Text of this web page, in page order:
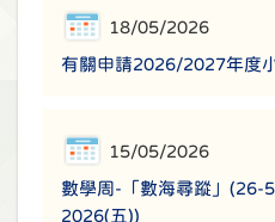
18/05/2026
有關申請2026/2027年度
15/05/2026
數學周-「數海尋蹤」(26-
2026(五))